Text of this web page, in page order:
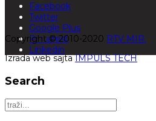
Facebook
Twitter
Google Plus
Pinterest
Linkedin
Copyright © 2010-2020 RTV MIR.
Izrada web sajtaIMPULS TECH
Search